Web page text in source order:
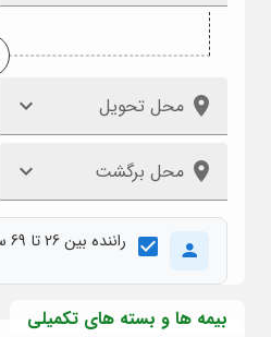
محل تحویل
محل برگشت
راننده بین 26 تا 69 سال
بیمه ها و بسته های تکمیلی